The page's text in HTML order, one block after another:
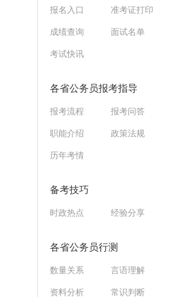
报名入口 准考证打印
成绩查询 面试名单
考试快讯
各省公务员报考指导
报考流程 报考问答
职能介绍 政策法规
历年考情
备考技巧
时政热点 经验分享
各省公务员行测
数量关系 言语理解
资料分析 常识判断